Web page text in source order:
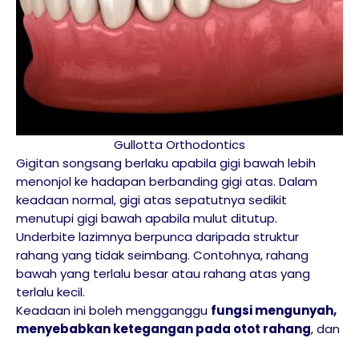
Gullotta Orthodontics
Gigitan songsang berlaku apabila gigi bawah lebih
menonjol ke hadapan berbanding gigi atas. Dalam
keadaan normal, gigi atas sepatutnya sedikit
menutupi gigi bawah apabila mulut ditutup.
Underbite lazimnya berpunca daripada struktur
rahang yang tidak seimbang. Contohnya, rahang
bawah yang terlalu besar atau rahang atas yang
terlalu kecil.
Keadaan ini boleh mengganggu fungsi mengunyah,
menyebabkan ketegangan pada otot rahang, dan